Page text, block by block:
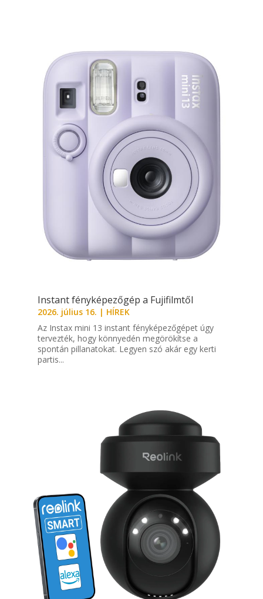
Instant fényképezőgép a Fujifilmtől
2026. július 16. | HÍREK
Az Instax mini 13 instant fényképezőgépet úgy
tervezték, hogy könnyedén megörökítse a
spontán pillanatokat. Legyen szó akár egy kerti
partis...